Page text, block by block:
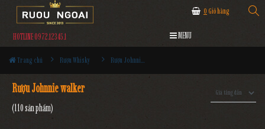
0 Giỏ hàng
HOTLINE 0972.12345.1 MENU
Trang chủ Rượu Whisky Rượu Johnnie walker
Rượu Johnnie walker
(110 sản phẩm)